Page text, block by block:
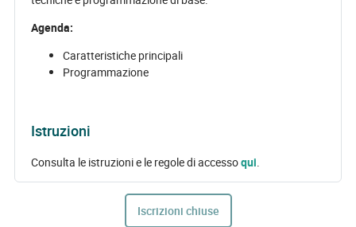
Agenda:
Caratteristiche principali
Programmazione
Istruzioni
Consulta le istruzioni e le regole di accessoqui.
Iscrizioni chiuse